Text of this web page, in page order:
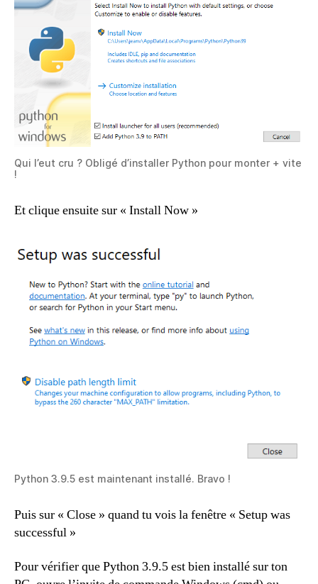
Qui l’eut cru ? Obligé d’installer Python pour monter + vite
!
Et clique ensuite sur « Install Now »
Python 3.9.5 est maintenant installé. Bravo !
Puis sur « Close » quand tu vois la fenêtre « Setup was
successful »
Pour vérifier que Python 3.9.5 est bien installé sur ton